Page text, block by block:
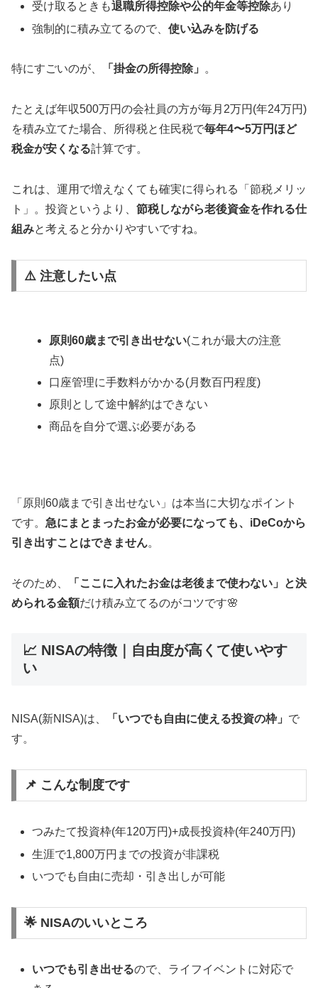
受け取るときも退職所得控除や公的年金等控除あり
強制的に積み立てるので、使い込みを防げる
特にすごいのが、 「掛金の所得控除」 。
たとえば年収500万円の会社員の方が毎月2万円(年24万円)
を積み立てた場合、所得税と住民税で毎年4〜5万円ほど
税金が安くなる計算です。
これは、運用で増えなくても確実に得られる「節税メリッ
ト」。投資というより、 節税しながら老後資金を作れる仕
組みと考えると分かりやすいですね。
⚠️ 注意したい点
原則60歳まで引き出せない(これが最大の注意
点)
口座管理に手数料がかかる(月数百円程度)
原則として途中解約はできない
商品を自分で選ぶ必要がある
「原則60歳まで引き出せない」は本当に大切なポイント
です。 急にまとまったお金が必要になっても、iDeCoから
引き出すことはできません。
そのため、
「ここに入れたお金は老後まで使わない」と決
められる金額だけ積み立てるのがコツです🌸
📈 NISAの特徴｜自由度が高くて使いやす
い
NISA(新NISA)は、 「いつでも自由に使える投資の枠」 で
す。
📌 こんな制度です
つみたて投資枠(年120万円)+成長投資枠(年240万円)
生涯で1,800万円までの投資が非課税
いつでも自由に売却・引き出しが可能
🌟 NISAのいいところ
いつでも引き出せるので、ライフイベントに対応で